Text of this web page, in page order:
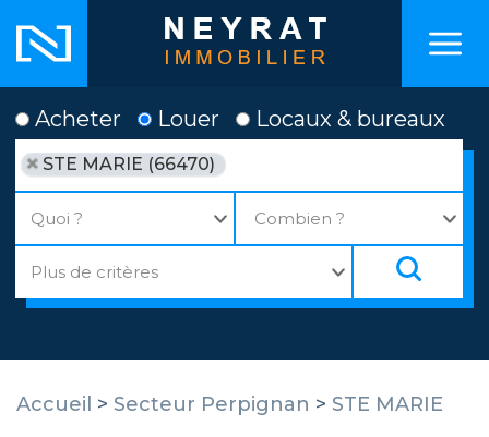
Acheter Louer Locaux & bureaux
STE MARIE (66470)
Accueil > Secteur Perpignan > STE MARIE